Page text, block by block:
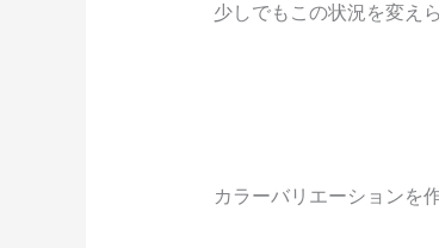
少しでもこの状況を変え
カラーバリエーションを